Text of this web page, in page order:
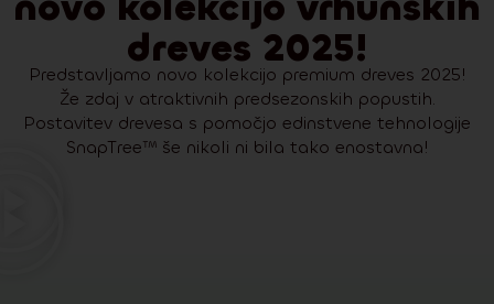
dreves 2025!
Predstavljamo novo kolekcijo premium dreves 2025!
Že zdaj v atraktivnih predsezonskih popustih.
Postavitev drevesa s pomočjo edinstvene tehnologije
SnapTree™ še nikoli ni bila tako enostavna!